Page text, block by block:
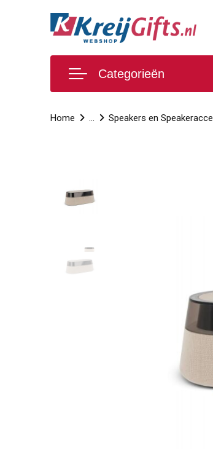
Categorieën
Home ... Speakers en